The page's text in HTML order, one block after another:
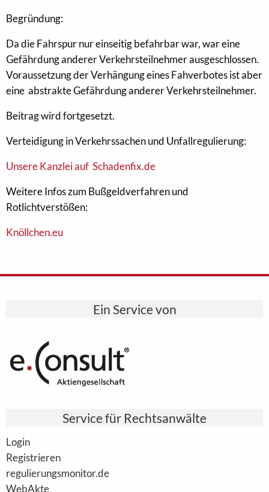
Begründung:
Da die Fahrspur nur einseitig befahrbar war, war eine
Gefährdung anderer Verkehrsteilnehmer ausgeschlossen.
Voraussetzung der Verhängung eines Fahverbotes ist aber
eine abstrakte Gefährdung anderer Verkehrsteilnehmer.
Beitrag wird fortgesetzt.
Verteidigung in Verkehrssachen und Unfallregulierung:
Unsere Kanzlei auf Schadenfix.de
Weitere Infos zum Bußgeldverfahren und
Rotlichtverstößen:
Knöllchen.eu
Ein Service von
Service für Rechtsanwälte
Login
Registrieren
regulierungsmonitor.de
WebAkte